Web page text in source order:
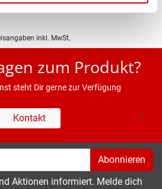
inkl. MwSt.
zum Produkt?
steht Dir gerne zur Verfügung
Kontakt
Abonnieren
Aktionen informiert. Melde dich